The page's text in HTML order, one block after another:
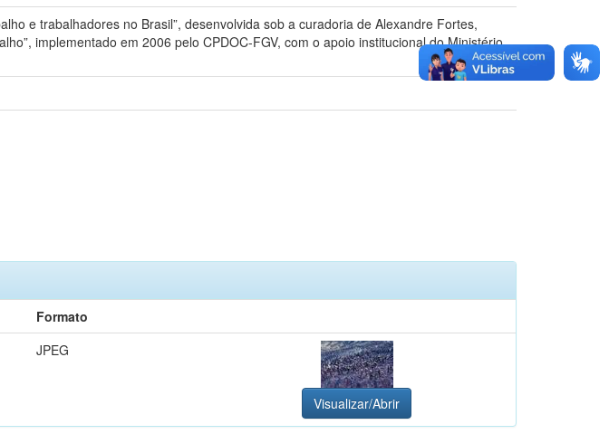
e trabalhadores no Brasil”, desenvolvida sob a curadoria de Alexandre Fortes,
implementado em 2006 pelo CPDOC-FGV, com o apoio institucional do Ministério
Formato
JPEG
Visualizar/Abrir